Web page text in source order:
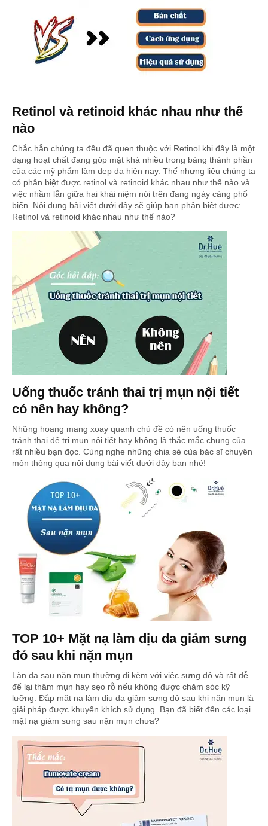
Retinol và retinoid khác nhau như thế
nào
Chắc hẳn chúng ta đều đã quen thuộc với Retinol khi đây là một
dạng hoạt chất đang góp mặt khá nhiều trong bàng thành phần
của các mỹ phẩm làm đẹp da hiện nay. Thế nhưng liệu chúng ta
có phân biệt được retinol và retinoid khác nhau như thế nào và
việc nhầm lẫn giữa hai khái niệm nói trên đang ngày càng phổ
biến. Nội dung bài viết dưới đây sẽ giúp bạn phân biệt được:
Retinol và retinoid khác nhau như thế nào?
Uống thuốc tránh thai trị mụn nội tiết
có nên hay không?
Những hoang mang xoay quanh chủ đề có nên uống thuốc
tránh thai để trị mụn nội tiết hay không là thắc mắc chung của
rất nhiều bạn đọc. Cùng nghe những chia sẻ của bác sĩ chuyên
môn thông qua nội dụng bài viết dưới đây bạn nhé!
TOP 10+ Mặt nạ làm dịu da giảm sưng
đỏ sau khi nặn mụn
Làn da sau nặn mụn thường đi kèm với việc sưng đỏ và rất dễ
để lại thâm mụn hay sẹo rỗ nếu không được chăm sóc kỹ
lưỡng. Đắp mặt nạ làm dịu da giảm sưng đỏ sau khi nặn mụn là
giải pháp được khuyến khích sử dụng. Bạn đã biết đến các loại
mặt nạ giảm sưng sau nặn mụn chưa?